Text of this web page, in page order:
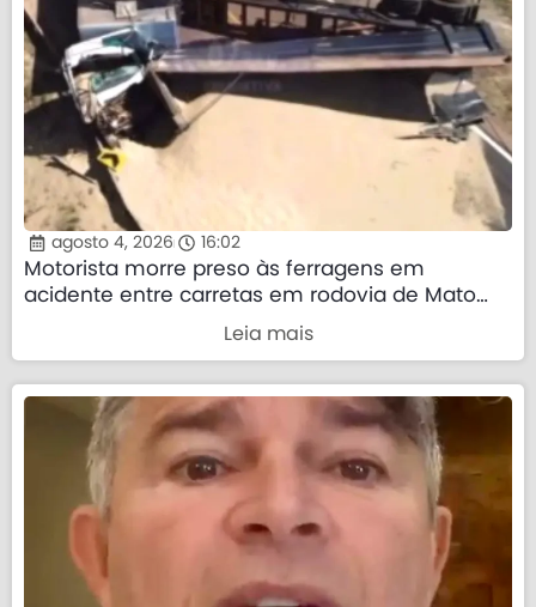
agosto 4, 2026 16:02
Motorista morre preso às ferragens em
acidente entre carretas em rodovia de Mato
Leia mais